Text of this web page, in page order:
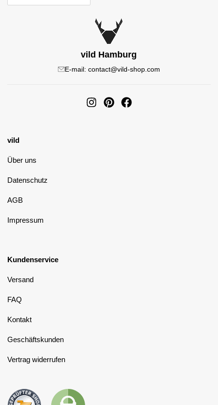
vild Hamburg
E-mail: contact@vild-shop.com
vild
Über uns
Datenschutz
AGB
Impressum
Kundenservice
Versand
FAQ
Kontakt
Geschäftskunden
Vertrag widerrufen